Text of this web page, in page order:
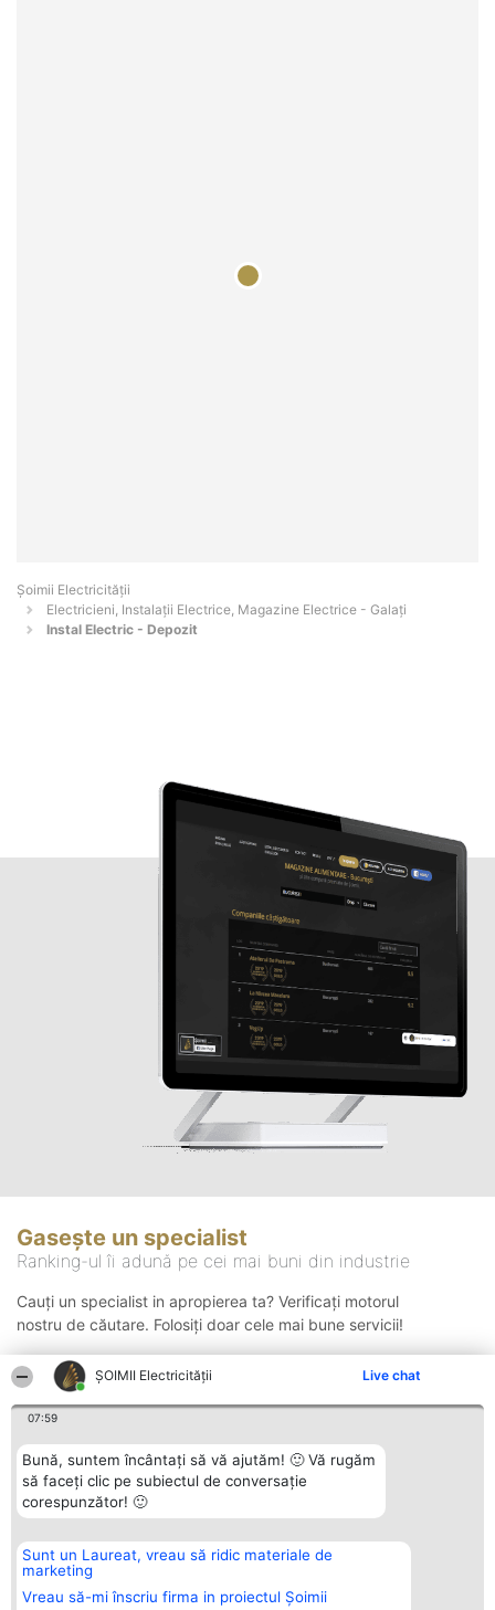
ȘOIMII Electricității Live chat
07:59
Bună, suntem încântați să vă ajutăm! 🙂 Vă rugăm
să faceți clic pe subiectul de conversație
corespunzător! 🙂
Sunt un Laureat, vreau să ridic materiale de
marketing
Vreau să-mi înscriu firma in proiectul Șoimii
Șoimii Electricității
Electricieni, Instalații Electrice, Magazine Electrice - Galaţi
Instal Electric - Depozit
Gasește un specialist
Ranking-ul îi adună pe cei mai buni din industrie
Cauți un specialist in apropierea ta? Verificați motorul
nostru de căutare. Folosiți doar cele mai bune servicii!
Organizator Ranking
BRIGHT SOLUTIONS BR SRL
Aleea Timisul De Sus 2 Bl. A30
Sc. A Et. 4 Ap. 13 Cod 061952
Plebiscyt
Lista Tuturor
Laureaților
Contact